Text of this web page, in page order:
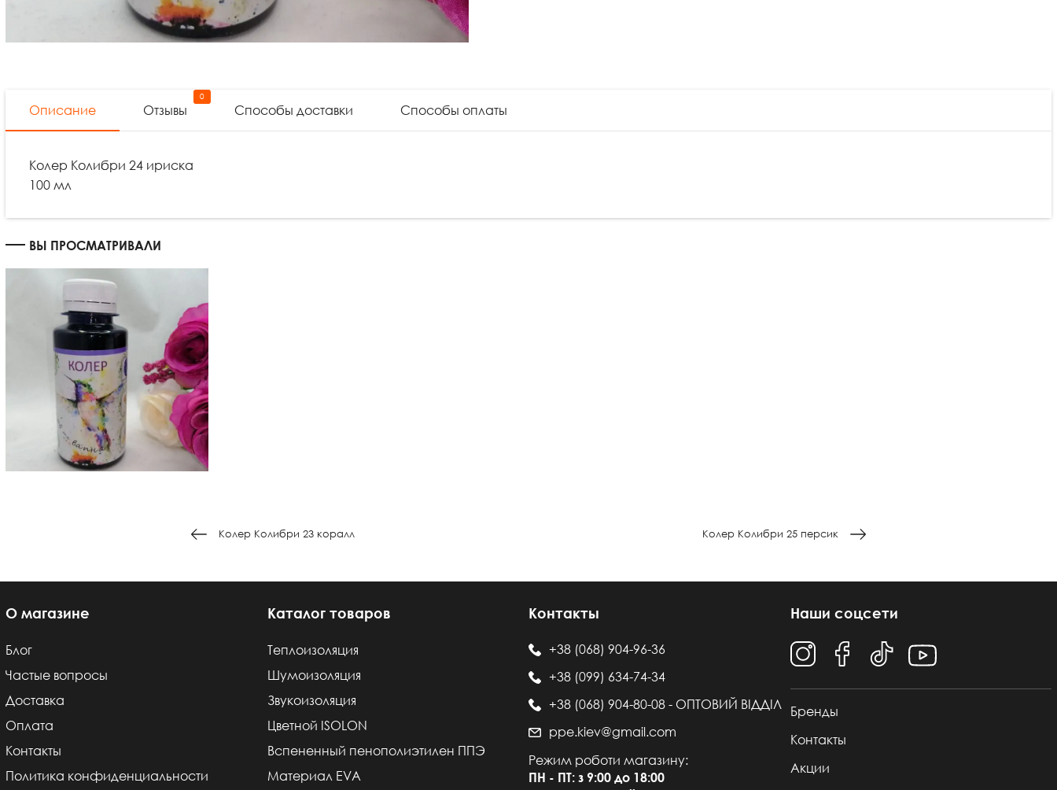
Описание
0
Отзывы Способы доставки Способы оплаты
Колер Колибри 24 ириска
100 мл
ВЫ ПРОСМАТРИВАЛИ
Колер Колибри 23 коралл Колер Колибри 25 персик
О магазине
Блог
Частые вопросы
Доставка
Оплата
Контакты
Политика конфиденциальности
Каталог товаров
Теплоизоляция
Шумоизоляция
Звукоизоляция
Цветной ISOLON
Вспененный пенополиэтилен ППЭ
Материал EVA
Контакты
+38 (068) 904-96-36
+38 (099) 634-74-34
+38 (068) 904-80-08 - ОПТОВИЙ ВІДДІЛ
ppe.kiev@gmail.com
Режим роботи магазину:
ПН - ПТ: з 9:00 до 18:00
Наши соцсети
Бренды
Контакты
Акции